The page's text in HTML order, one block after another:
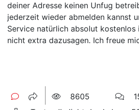
deiner Adresse keinen Unfug
jederzeit wieder abmelden kannst
Service natürlich absolut kostenlos
nicht extra dazusagen. Ich freue
8605